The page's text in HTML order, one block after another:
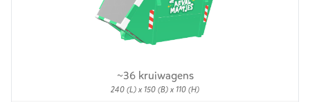
~36 kruiwagens
240 (L) x 150 (B) x 110 (H)